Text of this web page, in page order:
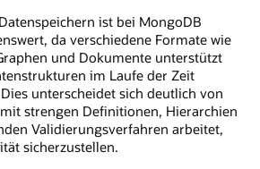
ist bei MongoDB
da verschiedene Formate wie
und Dokumente unterstützt
im Laufe der Zeit
unterscheidet sich deutlich von
strengen Definitionen, Hierarchien
Validierungsverfahren arbeitet,
sicherzustellen.